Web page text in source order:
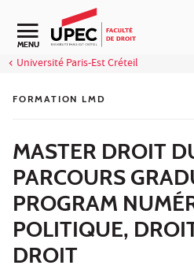
Aller au contenu
Navigation secondaire
MENU
Université Paris-Est Créteil
FORMATION LMD
MASTER DROIT
PARCOURS
PROGRAM
POLITIQUE,
DROIT